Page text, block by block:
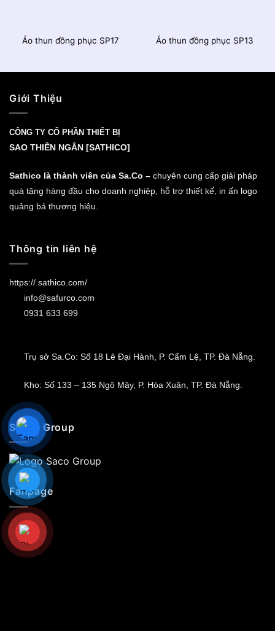
Áo thun đồng phục SP17 Áo thun đồng phục SP13
Giới Thiệu
CÔNG TY CỔ PHẦN THIẾT BỊ
SAO THIÊN NGÂN [SATHICO]
Sathico là thành viên của Sa.Co – chuyên cung cấp giải pháp
quà tặng hàng đầu cho doanh nghiệp, hỗ trợ thiết kế, in ấn logo
quảng bá thương hiệu.
Thông tin liên hệ
https://.sathico.com/
info@safurco.com
0931 633 699
Trụ sở Sa.Co: Số 18 Lê Đại Hành, P. Cẩm Lệ, TP. Đà Nẵng.
Kho: Số 133 – 135 Ngô Mây, P. Hòa Xuân, TP. Đà Nẵng.
Sa.Co Group
Fanpage